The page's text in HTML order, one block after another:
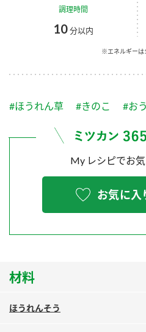
スープ
ふりかけ
炊き込みご飯の素
つゆ
PIN印
スペシャルサイト
お酢を知ろう！
ぽん酢サワー
企業理念
ミツカンの歴史
ミツカンを知る
環境への取り組み
ZENB initiative
MIM（ミツカンミ
各部門が大切にし
販売終了製品のご案内
よくあるご質問
地図から取り扱い店舗を探す
調理時間
10分以内
※エネルギーは
#ほうれん草 #きのこ #お
My レシピでお
お気に入
材料
ほうれんそう